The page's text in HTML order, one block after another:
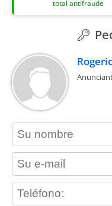
total antifraude
contact_name
contact_email
contact_phone